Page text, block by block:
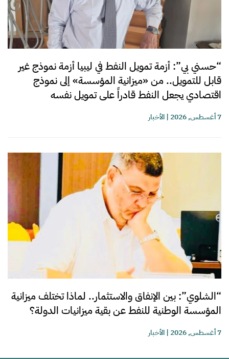
“حسني بي”: أزمة تمويل النفط في ليبيا أزمة نموذج غير
قابل للتمويل.. من «ميزانية المؤسسة» إلى نموذج
اقتصادي يجعل النفط قادراً على تمويل نفسه
7 أغسطس, 2026 |الأخبار
“الشلوي”: بين الإنفاق والاستثمار.. لماذا تختلف ميزانية
المؤسسة الوطنية للنفط عن بقية ميزانيات الدولة؟
7 أغسطس, 2026 |الأخبار